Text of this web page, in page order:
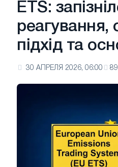
ETS:
реагування,
підхід та
30 АПРЕЛЯ 2026, 06:00 89